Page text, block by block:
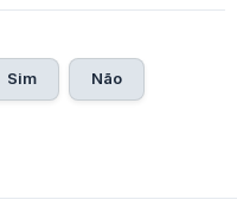
Sim Não